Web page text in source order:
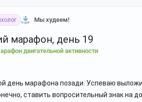
Мы худеем!
марафон, день 19
двигательной активности
день марафона позади. Успеваю
ставить вопросительный знак на